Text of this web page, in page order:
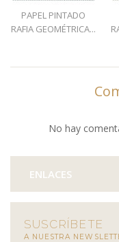
PAPEL PINTADO
RAFIA GEOMÉTRICA...
No hay
ENLACES
SUSCRÍBETE
A NUESTRA